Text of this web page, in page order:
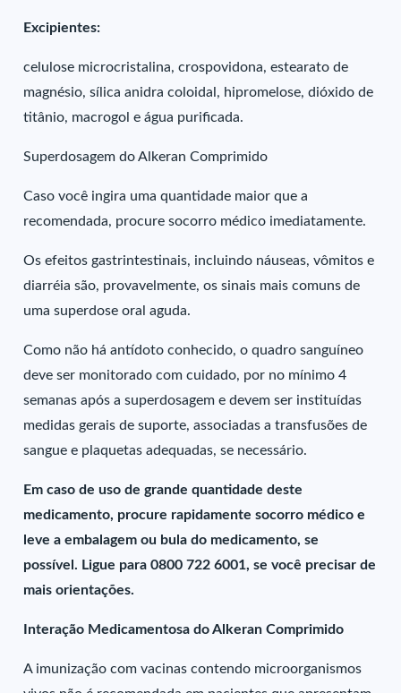
Excipientes:
celulose microcristalina, crospovidona, estearato de
magnésio, sílica anidra coloidal, hipromelose, dióxido de
titânio, macrogol e água purificada.
Superdosagem do Alkeran Comprimido
Caso você ingira uma quantidade maior que a
recomendada, procure socorro médico imediatamente.
Os efeitos gastrintestinais, incluindo náuseas, vômitos e
diarréia são, provavelmente, os sinais mais comuns de
uma superdose oral aguda.
Como não há antídoto conhecido, o quadro sanguíneo
deve ser monitorado com cuidado, por no mínimo 4
semanas após a superdosagem e devem ser instituídas
medidas gerais de suporte, associadas a transfusões de
sangue e plaquetas adequadas, se necessário.
Em caso de uso de grande quantidade deste
medicamento, procure rapidamente socorro médico e
leve a embalagem ou bula do medicamento, se
possível. Ligue para 0800 722 6001, se você precisar de
mais orientações.
Interação Medicamentosa do Alkeran Comprimido
A imunização com vacinas contendo microorganismos